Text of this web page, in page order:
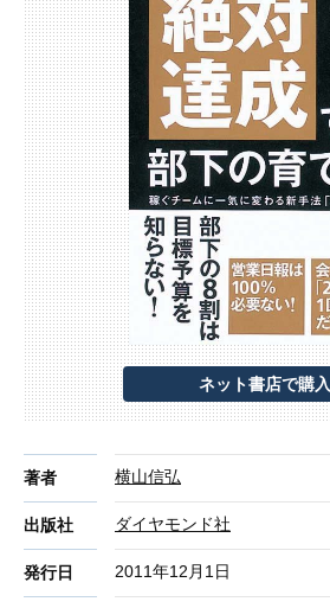
ネット書店で購入
著者 横山信弘
出版社 ダイヤモンド社
発行日 2011年12月1日